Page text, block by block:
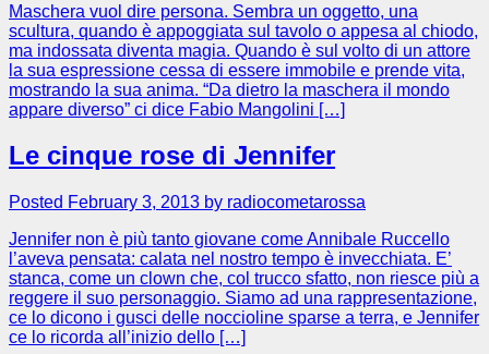
Maschera vuol dire persona. Sembra un oggetto, una
scultura, quando è appoggiata sul tavolo o appesa al chiodo,
ma indossata diventa magia. Quando è sul volto di un attore
la sua espressione cessa di essere immobile e prende vita,
mostrando la sua anima. “Da dietro la maschera il mondo
appare diverso” ci dice Fabio Mangolini […]
Le cinque rose di Jennifer
Posted February 3, 2013 by radiocometarossa
Jennifer non è più tanto giovane come Annibale Ruccello
l’aveva pensata: calata nel nostro tempo è invecchiata. E’
stanca, come un clown che, col trucco sfatto, non riesce più a
reggere il suo personaggio. Siamo ad una rappresentazione,
ce lo dicono i gusci delle noccioline sparse a terra, e Jennifer
ce lo ricorda all’inizio dello […]